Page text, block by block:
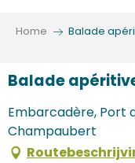
Home Balade
Balade
Embarcadère, Port
Champaubert